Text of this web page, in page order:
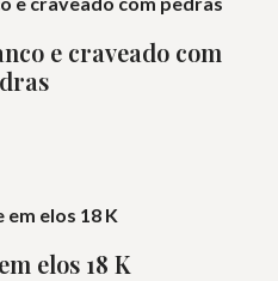
e craveado com
elos 18 K